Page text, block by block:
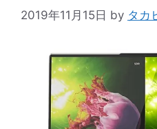
2019年11月15日 by タカ